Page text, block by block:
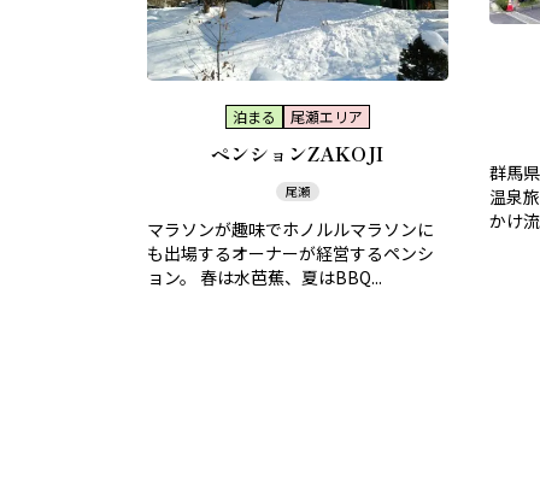
泊まる 尾瀬エリア
ペンションZAKOJI
尾瀬
マラソンが趣味でホノルルマラソンに
も出場するオーナーが経営するペンシ
ョン。 春は水芭蕉、夏はBBQ...
群馬
温泉
かけ